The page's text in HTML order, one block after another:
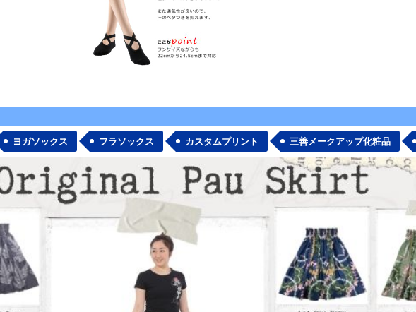
ヨガソックス フラソックス カスタムプリント 三善メークアップ化粧品